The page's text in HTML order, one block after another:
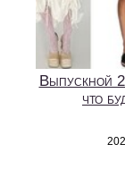
Выпускной
что